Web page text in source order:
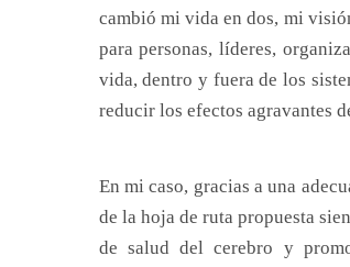
cambió mi vida en dos, mi
para personas, líderes,
vida, dentro y fuera de los
reducir los efectos agravantes
En mi caso, gracias a una
de la hoja de ruta propuesta
de salud del cerebro y